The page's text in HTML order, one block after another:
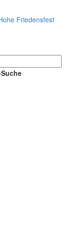
Friedensfest